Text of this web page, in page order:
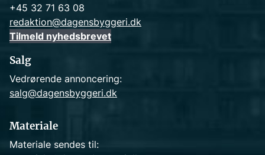
+45 32 71 63 08
redaktion@dagensbyggeri.dk
Tilmeld nyhedsbrevet
Salg
Vedrørende annoncering:
salg@dagensbyggeri.dk
Materiale
Materiale sendes til: